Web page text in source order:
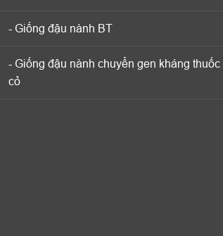
- Giống đậu nành BT
- Giống đậu nành chuyển gen kháng thuốc
cỏ
- Giống đậu nành BT
- Giống đậu nành chuyển gen kháng thuốc
cỏ